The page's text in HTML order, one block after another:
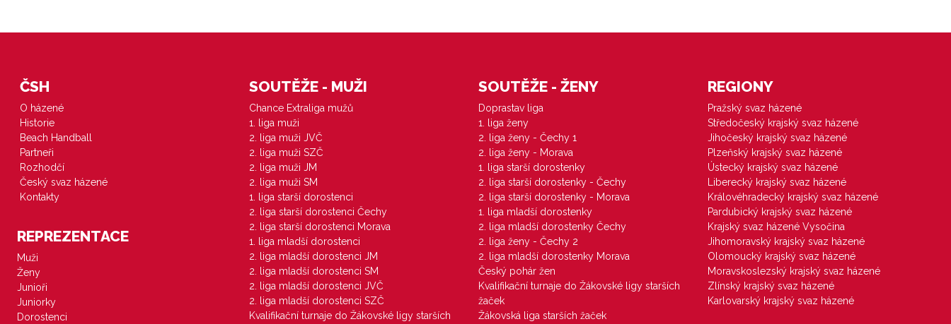
ČSH
O házené
Historie
Beach Handball
Partneři
Rozhodčí
Český svaz házené
Kontakty
REPREZENTACE
Muži
Ženy
Junioři
Juniorky
Dorostenci
SOUTĚŽE - MUŽI
Chance Extraliga mužů
1. liga muži
2. liga muži JVČ
2. liga muži SZČ
2. liga muži JM
2. liga muži SM
1. liga starší dorostenci
2. liga starší dorostenci Čechy
2. liga starší dorostenci Morava
1. liga mladší dorostenci
2. liga mladší dorostenci JM
2. liga mladší dorostenci SM
2. liga mladší dorostenci JVČ
2. liga mladší dorostenci SZČ
Kvalifikační turnaje do Žákovské ligy starších
SOUTĚŽE - ŽENY
Doprastav liga
1. liga ženy
2. liga ženy - Čechy 1
2. liga ženy - Morava
1. liga starší dorostenky
2. liga starší dorostenky - Čechy
2. liga starší dorostenky - Morava
1. liga mladší dorostenky
2. liga mladší dorostenky Čechy
2. liga ženy - Čechy 2
2. liga mladší dorostenky Morava
Český pohár žen
Kvalifikační turnaje do Žákovské ligy starších
žaček
Žákovská liga starších žaček
REGIONY
Pražský svaz házené
Středočeský krajský svaz házené
Jihočeský krajský svaz házené
Plzeňský krajský svaz házené
Ústecký krajský svaz házené
Liberecký krajský svaz házené
Královéhradecký krajský svaz házené
Pardubický krajský svaz házené
Krajský svaz házené Vysočina
Jihomoravský krajský svaz házené
Olomoucký krajský svaz házené
Moravskoslezský krajský svaz házené
Zlínský krajský svaz házené
Karlovarský krajský svaz házené